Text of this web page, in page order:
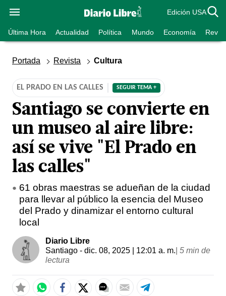
Edición USA
Última Hora Actualidad Política Mundo Economía
Portada Revista Cultura
EL PRADO EN LAS CALLES SEGUIR TEMA +
Santiago se convierte en
un museo al aire libre:
así se vive "El Prado en
las calles"
61 obras maestras se adueñan de la ciudad
para llevar al público la esencia del Museo
del Prado y dinamizar el entorno cultural
local
Diario Libre
Santiago - dic. 08, 2025 | 12:01 a. m. 5 min de
lectura